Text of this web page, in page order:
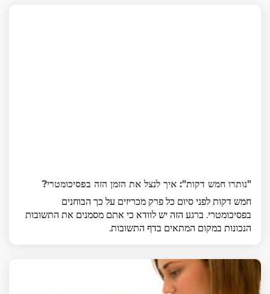
"נותרו חמש דקות": איך לנצל את הזמן הזה בפסיכומטרי?
חמש דקות לפני סיום כל פרק מכריזים על כך הבוחנים
בפסיכומטרי. ברגע הזה יש לוודא כי אתם מסמנים את התשובות
הנכונות במקום המתאים בדף התשובות.